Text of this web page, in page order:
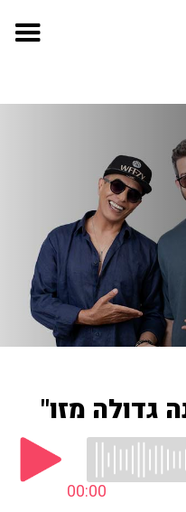
גדולה מזו"
00:00